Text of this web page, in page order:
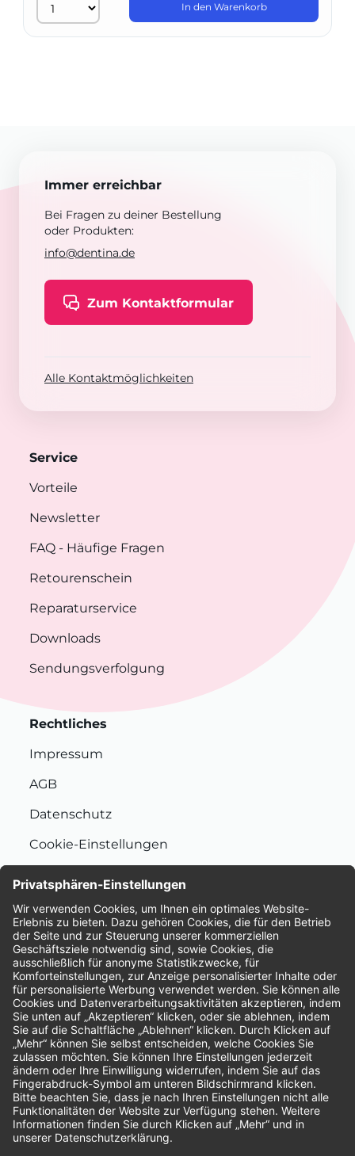
In den Warenkorb
Immer erreichbar
Bei Fragen zu deiner Bestellung
oder Produkten:
info@dentina.de
Zum Kontaktformular
Alle Kontaktmöglichkeiten
Service
Vorteile
Newsletter
FAQ - Häufige Fragen
Retourenschein
Reparaturservice
Downloads
Sendungsverfolgung
Rechtliches
Impressum
AGB
Datenschutz
Cookie-Einstellungen
Bewertungen